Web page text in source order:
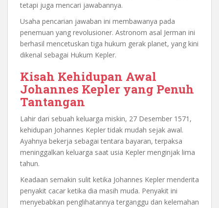
tetapi juga mencari jawabannya.
Usaha pencarian jawaban ini membawanya pada
penemuan yang revolusioner. Astronom asal Jerman ini
berhasil mencetuskan tiga hukum gerak planet, yang kini
dikenal sebagai Hukum Kepler.
Kisah Kehidupan Awal
Johannes Kepler yang Penuh
Tantangan
Lahir dari sebuah keluarga miskin, 27 Desember 1571,
kehidupan Johannes Kepler tidak mudah sejak awal.
Ayahnya bekerja sebagai tentara bayaran, terpaksa
meninggalkan keluarga saat usia Kepler menginjak lima
tahun.
Keadaan semakin sulit ketika Johannes Kepler menderita
penyakit cacar ketika dia masih muda. Penyakit ini
menyebabkan penglihatannya terganggu dan kelemahan